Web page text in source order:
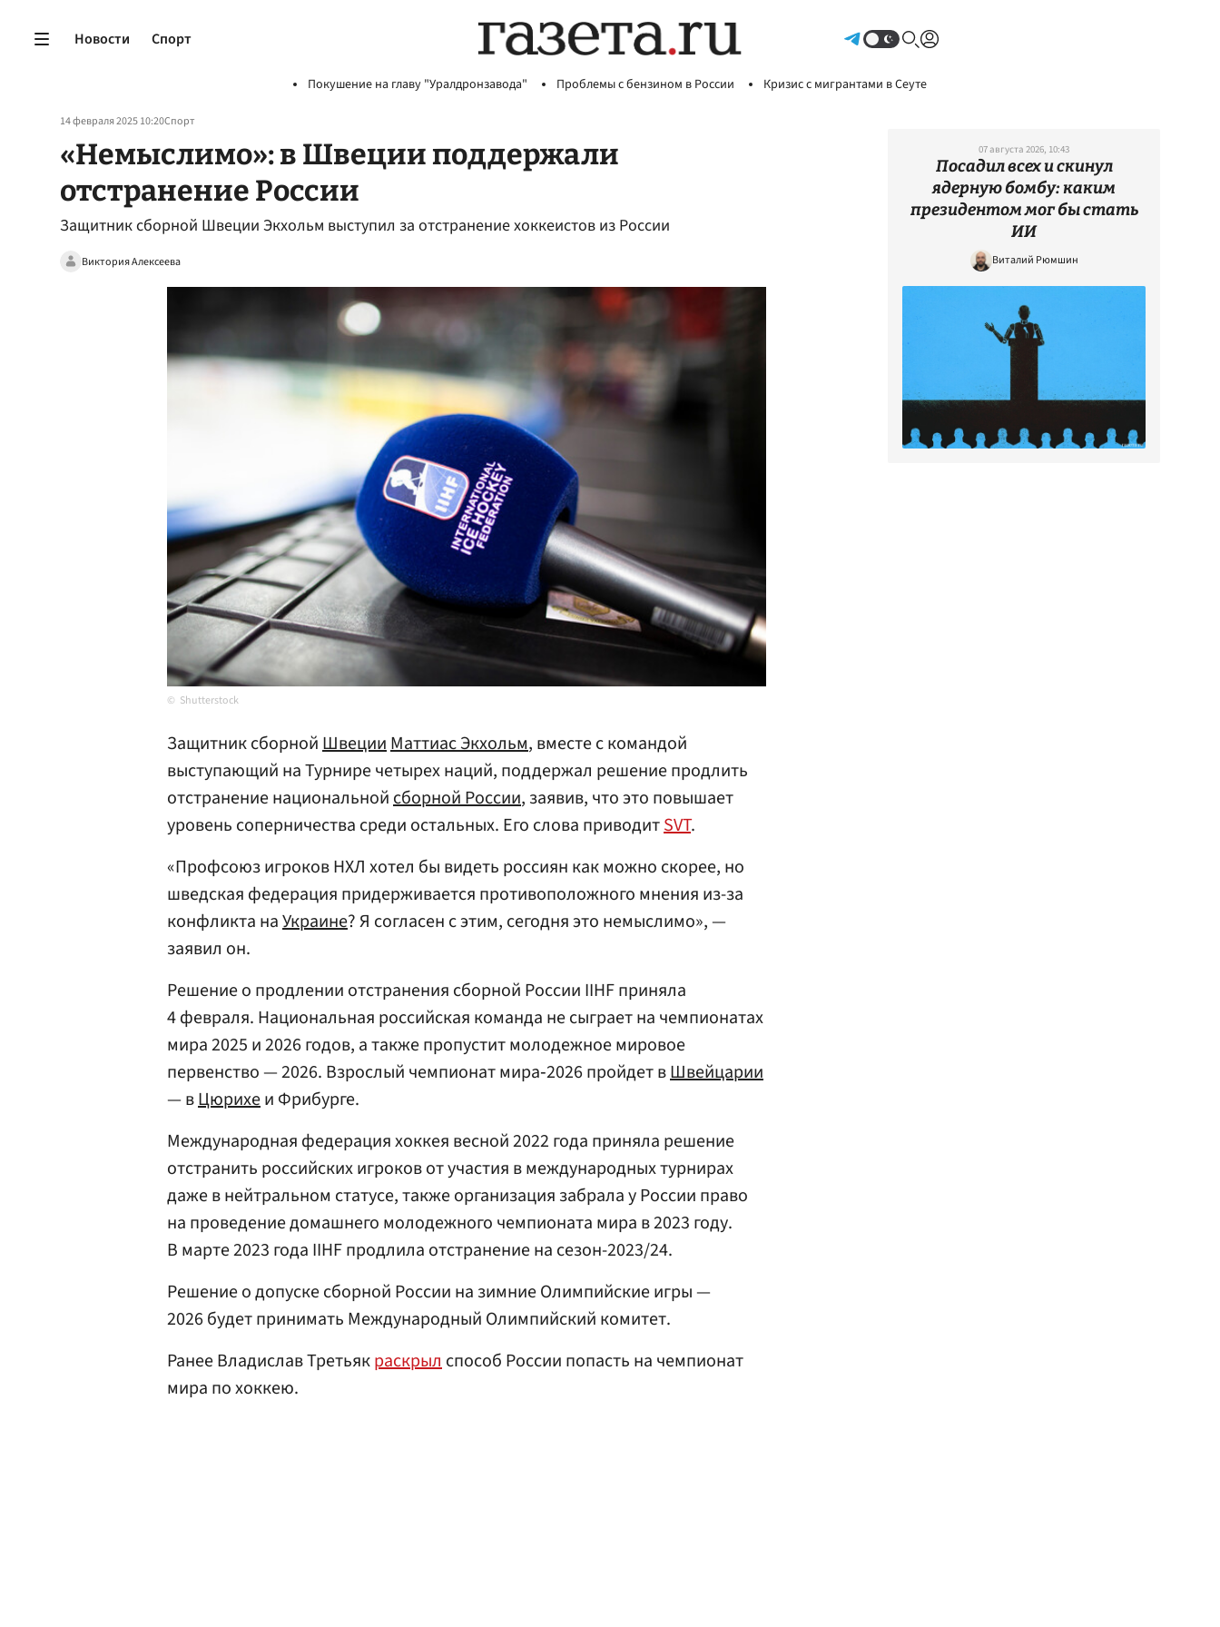
Новости Спорт
Покушение на главу "Уралдронзавода" Проблемы с бензином в России Кризис с мигрантами в Сеуте
14 февраля 2025 10:20Спорт
«Немыслимо»: в Швеции поддержали
отстранение России
Защитник сборной Швеции Экхольм выступил за отстранение хоккеистов из России
Виктория Алексеева
Shutterstock
Защитник сборнойШвецииМаттиас Экхольм, вместе с командой
выступающий на Турнире четырех наций, поддержал решение продлить
отстранение национальнойсборной России, заявив, что это повышает
уровень соперничества среди остальных. Его слова приводитSVT.
«Профсоюз игроков НХЛ хотел бы видеть россиян как можно скорее, но
шведская федерация придерживается противоположного мнения из-за
конфликта наУкраине? Я согласен с этим, сегодня это немыслимо», —
заявил он.
Решение о продлении отстранения сборной России IIHF приняла
4 февраля. Национальная российская команда не сыграет на чемпионатах
мира 2025 и 2026 годов, а также пропустит молодежное мировое
первенство — 2026. Взрослый чемпионат мира‑2026 пройдет вШвейцарии
— вЦюрихеи Фрибурге.
Международная федерация хоккея весной 2022 года приняла решение
отстранить российских игроков от участия в международных турнирах
даже в нейтральном статусе, также организация забрала у России право
на проведение домашнего молодежного чемпионата мира в 2023 году.
В марте 2023 года IIHF продлила отстранение на сезон-2023/24.
Решение о допуске сборной России на зимние Олимпийские игры —
2026 будет принимать Международный Олимпийский комитет.
Ранее Владислав Третьякраскрылспособ России попасть на чемпионат
мира по хоккею.
07 августа 2026, 10:43
Посадил всех и скинул
ядерную бомбу: каким
президентом мог бы стать
ИИ
Виталий Рюмшин